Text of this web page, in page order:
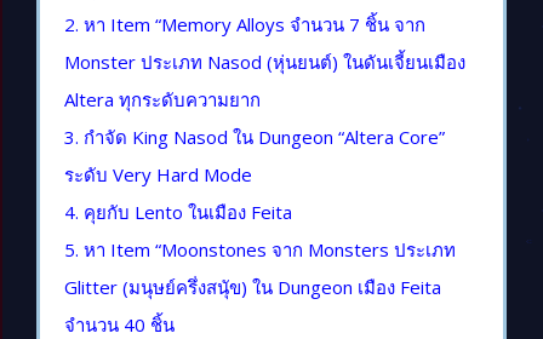
2. หา Item “Memory Alloys จำนวน 7 ชิ้น จาก
Monster ประเภท Nasod (หุ่นยนต์) ในดันเจี้ยนเมือง
Altera ทุกระดับความยาก
3. กำจัด King Nasod ใน Dungeon “Altera Core”
ระดับ Very Hard Mode
4. คุยกับ Lento ในเมือง Feita
5. หา Item “Moonstones จาก Monsters ประเภท
Glitter (มนุษย์ครึ่งสนุัข) ใน Dungeon เมือง Feita
จำนวน 40 ชิ้น